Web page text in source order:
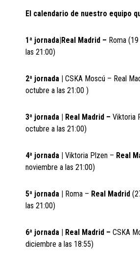
El calendario de nuestro equipo
1ª jornada|Real Madrid – Roma
las 21:00)
2ª jornada |CSKA Moscú – Real
octubre a las 21:00 )
3ª jornada | Real Madrid –Viktoria
octubre a las 21:00)
4ª jornada |Viktoria Plzen – Real
noviembre a las 21:00)
5ª jornada | Roma – Real Madrid
las 21:00)
6ª jornada | Real Madrid –CSKA
diciembre a las 18:55)